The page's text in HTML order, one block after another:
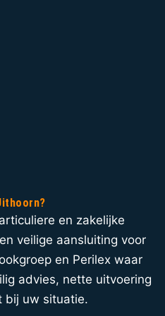
en zakelijke
veilige aansluiting voor
en Perilex waar
advies, nette uitvoering
bij uw situatie.